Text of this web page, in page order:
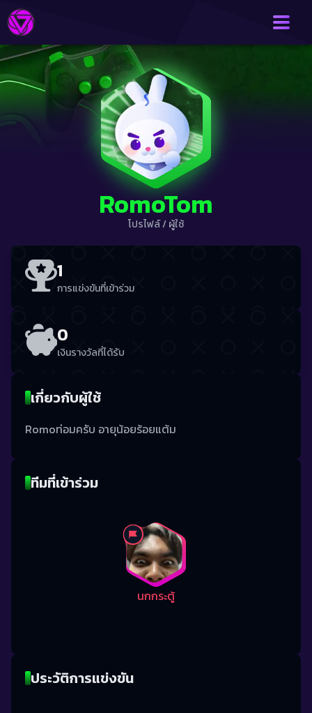
RomoTom
โปรไฟล์/ผู้ใช้
1
การแข่งขันที่เข้าร่วม
0
เงินรางวัลที่ได้รับ
เกี่ยวกับผู้ใช้
Romoท่อมครับ อายุน้อยร้อยแต้ม
ทีมที่เข้าร่วม
นกกระตู้
ประวัติการแข่งขัน